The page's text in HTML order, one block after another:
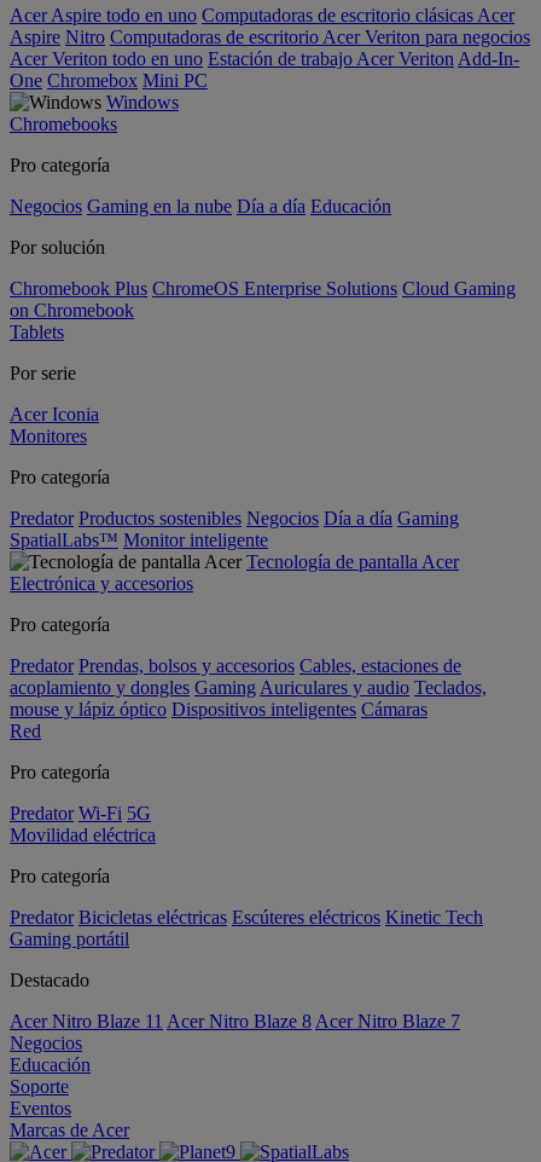
Acer Aspire todo en uno Computadoras de escritorio clásicas Acer
Aspire Nitro Computadoras de escritorio Acer Veriton para negocios
Acer Veriton todo en uno Estación de trabajo Acer Veriton Add-In-
One Chromebox Mini PC
Windows
Chromebooks
Pro categoría
Negocios Gaming en la nube Día a día Educación
Por solución
Chromebook Plus ChromeOS Enterprise Solutions Cloud Gaming
on Chromebook
Tablets
Por serie
Acer Iconia
Monitores
Pro categoría
Predator Productos sostenibles Negocios Día a día Gaming
SpatialLabs™ Monitor inteligente
Tecnología de pantalla Acer
Electrónica y accesorios
Pro categoría
Predator Prendas, bolsos y accesorios Cables, estaciones de
acoplamiento y dongles Gaming Auriculares y audio Teclados,
mouse y lápiz óptico Dispositivos inteligentes Cámaras
Red
Pro categoría
Predator Wi-Fi 5G
Movilidad eléctrica
Pro categoría
Predator Bicicletas eléctricas Escúteres eléctricos Kinetic Tech
Gaming portátil
Destacado
Acer Nitro Blaze 11 Acer Nitro Blaze 8 Acer Nitro Blaze 7
Negocios
Educación
Soporte
Eventos
Marcas de Acer